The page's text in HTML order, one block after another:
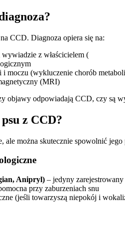
CCD. Diagnoza opiera się na:
wywiadzie z właścicielem (
i moczu (wykluczenie chorób
(MRI)
objawy odpowiadają CCD, czy są
z CCD?
ale można skutecznie spowolnić
Anipryl) – jedyny
przy zaburzeniach snu
(jeśli towarzyszą niepokój i